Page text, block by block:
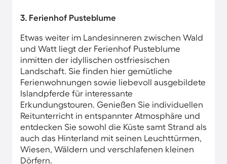
3. Ferienhof Pusteblume
Etwas weiter im Landesinneren zwischen Wald
und Watt liegt der Ferienhof Pusteblume
inmitten der idyllischen ostfriesischen
Landschaft. Sie finden hier gemütliche
Ferienwohnungen sowie liebevoll ausgebildete
Islandpferde für interessante
Erkundungstouren. Genießen Sie individuellen
Reitunterricht in entspannter Atmosphäre und
entdecken Sie sowohl die Küste samt Strand als
auch das Hinterland mit seinen Leuchttürmen,
Wiesen, Wäldern und verschlafenen kleinen
Dörfern.